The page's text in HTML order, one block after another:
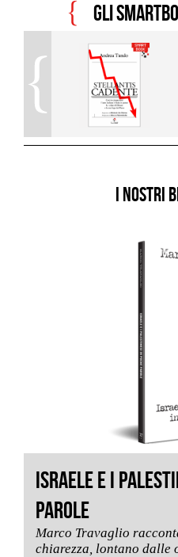
Gli
I NOSTRI
ISRAELE E I
PAROLE
Marco Travaglio
chiarezza, lontano dalle